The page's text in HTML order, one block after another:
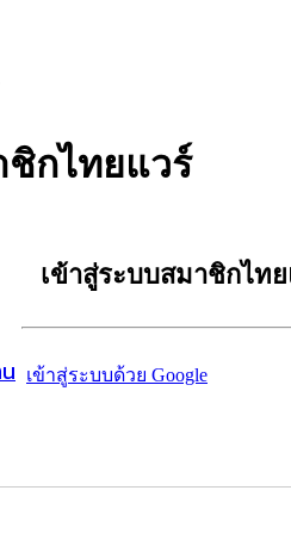
ชิกไทยแวร์
เข้าสู่ระบบสมาชิกไท
เข้าสู่ระบบด้วย Google